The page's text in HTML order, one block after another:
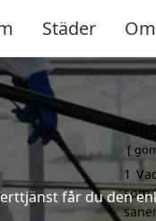
Städer
får du den
1
som